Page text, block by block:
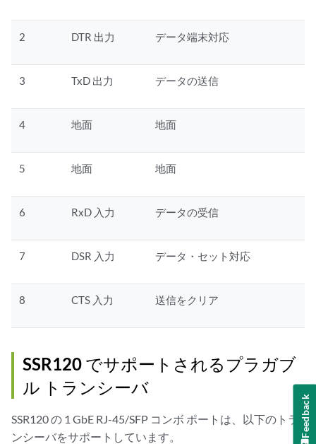
2 DTR 出力 データ端末対応
3 TxD 出力 データの送信
4 地面 地面
5 地面 地面
6 RxD 入力 データの受信
7 DSR 入力 データ・セット対応
8 CTS 入力 送信をクリア
SSR120 でサポートされるプラガブ
ル トランシーバ
SSR120 の 1 GbE RJ-45/SFP コンボ ポートは、以下のトラ
ンシーバをサポートしています。
Feedback